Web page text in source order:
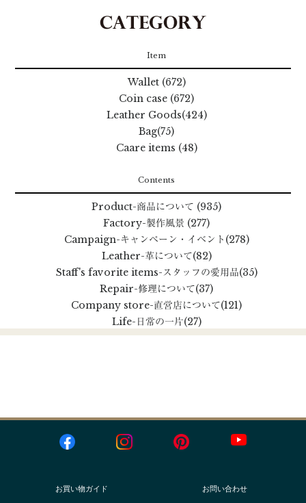
Item
Wallet (672)
Coin case (672)
Leather Goods(424)
Bag(75)
Caare items (48)
Contents
Product-商品について (935)
Factory-製作風景 (277)
Campaign-キャンペーン・イベント (278)
Leather-革について(82)
Staff's favorite items-スタッフの愛用品(35)
Repair-修理について(37)
Company store-直営店について(121)
Life-日常の一片(27)
お買い物ガイド お問い合わせ